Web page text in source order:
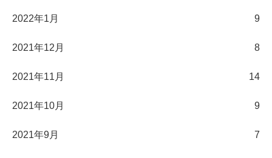
2022年1月 9
2021年12月 8
2021年11月 14
2021年10月 9
2021年9月 7